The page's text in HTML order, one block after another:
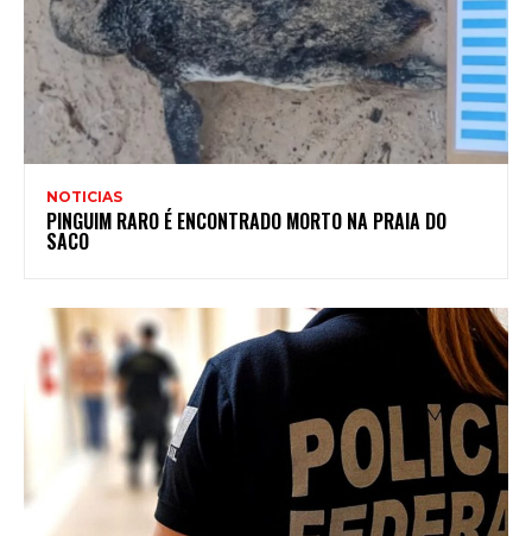
NOTICIAS
PINGUIM RARO É ENCONTRADO MORTO NA PRAIA DO
SACO